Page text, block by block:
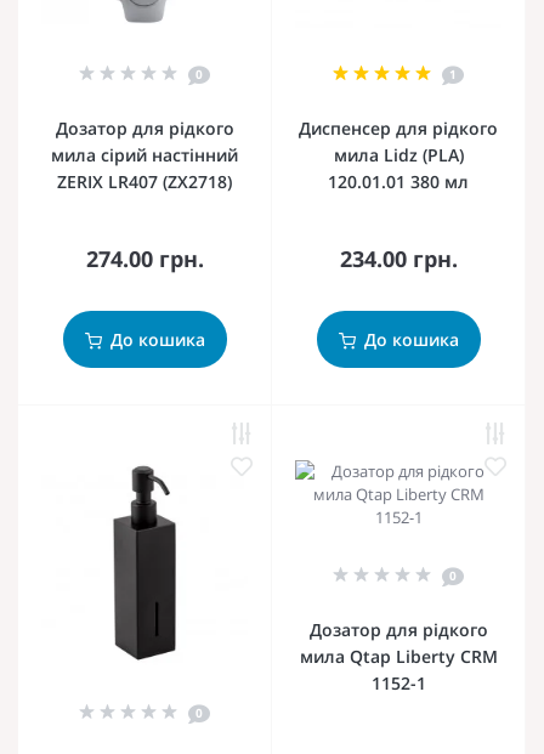
0
Дозатор для рідкого
мила сірий настінний
ZERIX LR407 (ZX2718)
274.00 грн.
До кошика
1
Диспенсер для рідкого
мила Lidz (PLA)
120.01.01 380 мл
234.00 грн.
До кошика
0
0
Дозатор для рідкого
мила Qtap Liberty CRM
1152-1